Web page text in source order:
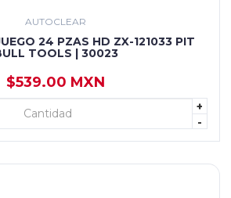
AUTOCLEAR
24 PZAS HD ZX-121033 PIT
TOOLS | 30023
$539.00 MXN
+
-
+ AGREGAR